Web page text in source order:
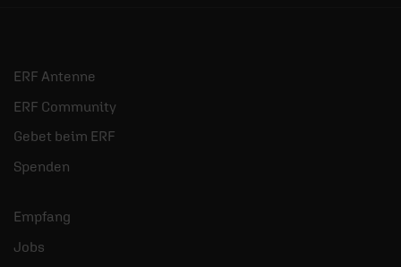
ERF Antenne
ERF Community
Gebet beim ERF
Spenden
Empfang
Jobs